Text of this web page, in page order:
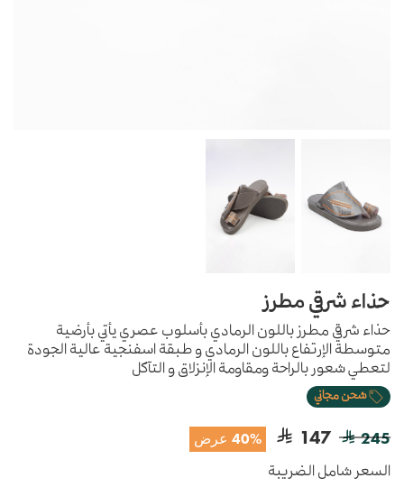
حذاء شرقي مطرز
حذاء شرقي مطرز باللون الرمادي بأسلوب عصري يأتي بأرضية
متوسطة الإرتفاع باللون الرمادي و طبقة اسفنجية عالية الجودة
لتعطي شعور بالراحة ومقاومة الإنزلاق و التآكل
شحن مجاني
245
147 40% عرض
السعر شامل الضريبة